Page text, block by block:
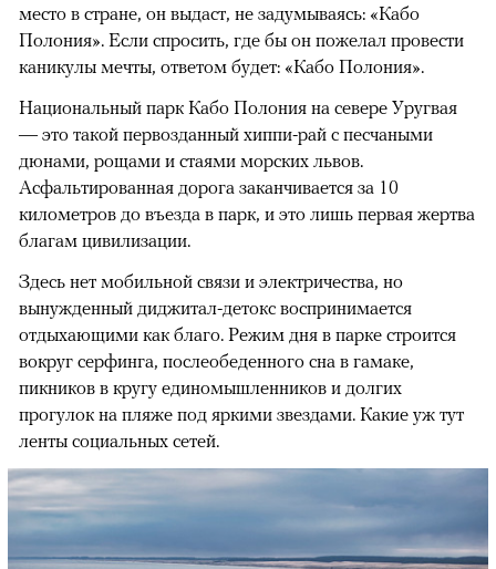
место в стране, он выдаст, не задумываясь: «Кабо
Полония». Если спросить, где бы он пожелал провести
каникулы мечты, ответом будет: «Кабо Полония».
Национальный парк Кабо Полония на севере Уругвая
— это такой первозданный хиппи-рай с песчаными
дюнами, рощами и стаями морских львов.
Асфальтированная дорога заканчивается за 10
километров до въезда в парк, и это лишь первая жертва
благам цивилизации.
Здесь нет мобильной связи и электричества, но
вынужденный диджитал-детокс воспринимается
отдыхающими как благо. Режим дня в парке строится
вокруг серфинга, послеобеденного сна в гамаке,
пикников в кругу единомышленников и долгих
прогулок на пляже под яркими звездами. Какие уж тут
ленты социальных сетей.